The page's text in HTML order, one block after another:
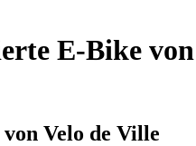
E-Bike
Velo de Ville